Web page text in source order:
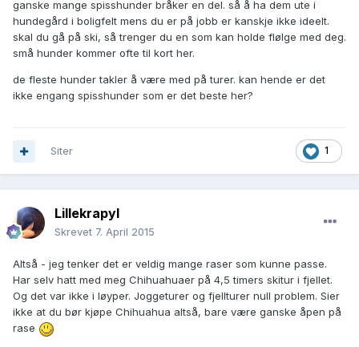
ganske mange spisshunder bråker en del. så å ha dem ute i
hundegård i boligfelt mens du er på jobb er kanskje ikke ideelt.
skal du gå på ski, så trenger du en som kan holde flølge med deg.
små hunder kommer ofte til kort her.
de fleste hunder takler å være med på turer. kan hende er det
ikke engang spisshunder som er det beste her?
1
Siter
Lillekrapyl
Skrevet 7. April 2015
Altså - jeg tenker det er veldig mange raser som kunne passe.
Har selv hatt med meg Chihuahuaer på 4,5 timers skitur i fjellet.
Og det var ikke i løyper. Joggeturer og fjellturer null problem. Sier
ikke at du bør kjøpe Chihuahua altså, bare være ganske åpen på
rase